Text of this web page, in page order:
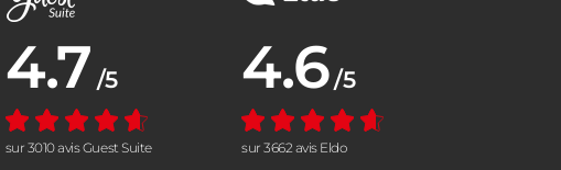
Note moyenne :
4.7 /5
sur 3010 avis Guest Suite
Note moyenne :
4.6 /5
sur 3662 avis Eldo